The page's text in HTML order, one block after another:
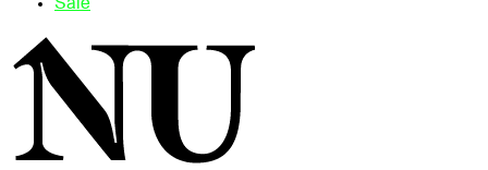
Sale